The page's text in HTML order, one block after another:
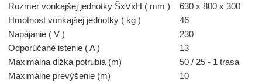
Rozmer vonkajšej jednotky ŠxVxH ( mm )
630 x 800 x 300
Hmotnost vonkajšej jednotky ( kg )
46
Napájanie ( V )
230
Odporúčané istenie ( A )
13
Maximálna dĺžka potrubia (m)
50 / 25 - 1 trasa
Maximálne prevýšenie (m)
10